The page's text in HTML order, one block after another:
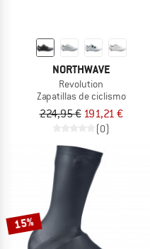
NORTHWAVE
Revolution
Zapatillas de ciclismo
224,95 € 191,21 €
(0)
15%